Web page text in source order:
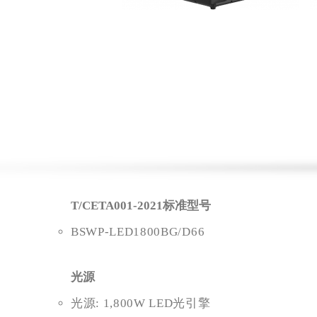
T/CETA001-2021标准型号
BSWP-LED1800BG/D66
光源
光源: 1,800W LED光引擎